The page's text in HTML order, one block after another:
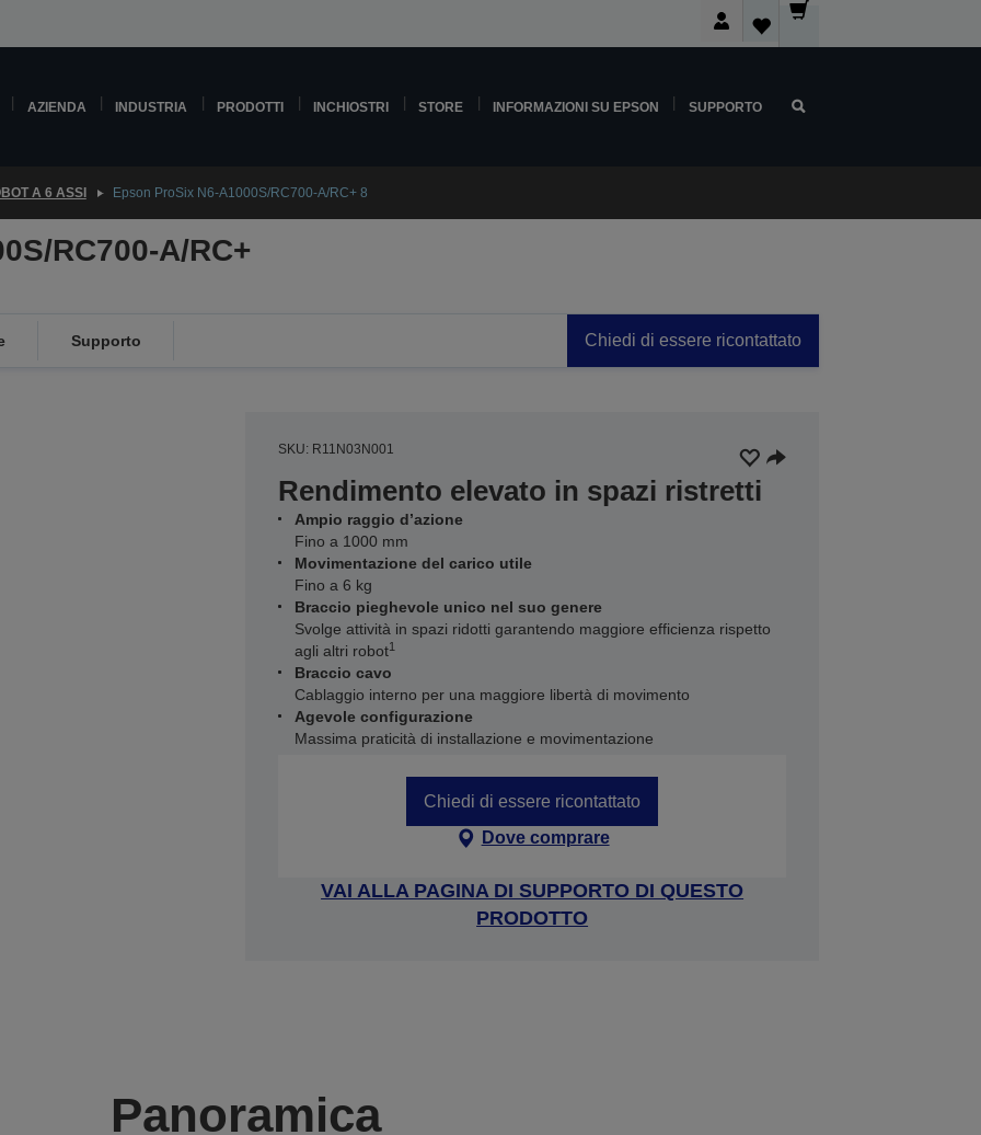
AZIENDA INDUSTRIA PRODOTTI INCHIOSTRI STORE INFORMAZIONI SU EPSON SUPPORTO
A 6 ASSI Epson ProSix N6-A1000S/RC700-A/RC+ 8
RC700-A/RC+
Supporto Chiedi di essere ricontattato
SKU: R11N03N001
Rendimento elevato in spazi ristretti
Ampio raggio d’azione
Fino a 1000 mm
Movimentazione del carico utile
Fino a 6 kg
Braccio pieghevole unico nel suo genere
Svolge attività in spazi ridotti garantendo maggiore efficienza rispetto
agli altri robot1
Braccio cavo
Cablaggio interno per una maggiore libertà di movimento
Agevole configurazione
Massima praticità di installazione e movimentazione
Chiedi di essere ricontattato
Dove comprare
VAI ALLA PAGINA DI SUPPORTO DI QUESTO
PRODOTTO
Panoramica